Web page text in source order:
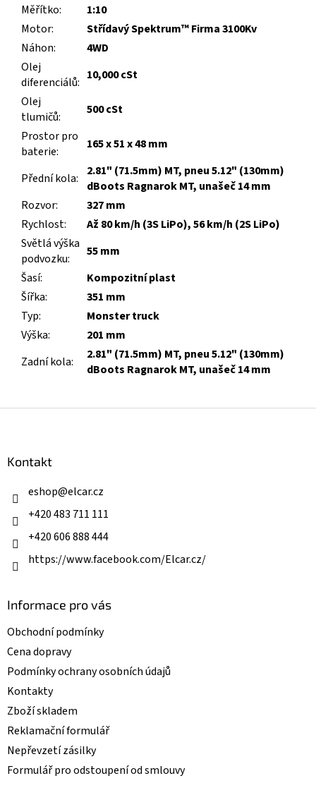
Měřítko:
1:10
Motor:
Střídavý Spektrum™ Firma 3100Kv
Náhon:
4WD
Olej
diferenciálů: 10,000 cSt
Olej
tlumičů:
500 cSt
Prostor pro
baterie: 165 x 51 x 48 mm
Přední kola:
2.81" (71.5mm) MT, pneu 5.12" (130mm)
dBoots Ragnarok MT, unašeč 14 mm
Rozvor:
327 mm
Rychlost:
Až 80 km/h (3S LiPo), 56 km/h (2S LiPo)
Světlá výška
podvozku:
55 mm
Šasí:
Kompozitní plast
Šířka:
351 mm
Typ:
Monster truck
Výška:
201 mm
Zadní kola:
2.81" (71.5mm) MT, pneu 5.12" (130mm)
dBoots Ragnarok MT, unašeč 14 mm
Kontakt
eshop@elcar.cz
+420 483 711 111
+420 606 888 444
https://www.facebook.com/Elcar.cz/
Informace pro vás
Obchodní podmínky
Cena dopravy
Podmínky ochrany osobních údajů
Kontakty
Zboží skladem
Reklamační formulář
Nepřevzetí zásilky
Formulář pro odstoupení od smlouvy